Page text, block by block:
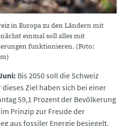
in Europa zu den Ländern mit
einmal soll alles mit
funktionieren. (Foto:
Bis 2050 soll die Schweiz
Ziel haben sich bei einer
59,1 Prozent der Bevölkerung
Prinzip zur Freude der
aus fossiler Energie besiegelt.